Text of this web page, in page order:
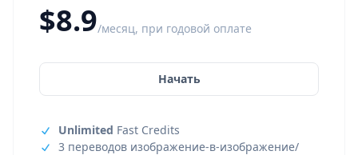
$8.9/месяц, при годовой оплате
Начать
Unlimited Fast Credits
3 переводов изображение-в-изображение/